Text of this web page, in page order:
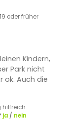
oder früher
Kindern,
Park nicht
ok. Auch die
hilfreich.
ja/ nein